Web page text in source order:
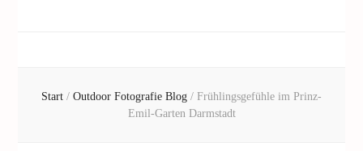
Start / Outdoor Fotografie Blog / Frühlingsgefühle im Prinz-
Emil-Garten Darmstadt